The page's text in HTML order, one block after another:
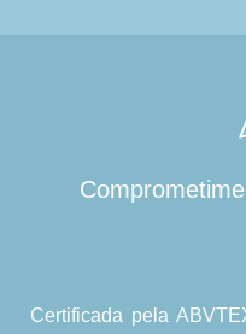
Certificada pela